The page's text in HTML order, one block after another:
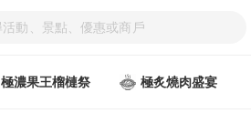
極濃果王榴槤祭 極炙燒肉盛宴